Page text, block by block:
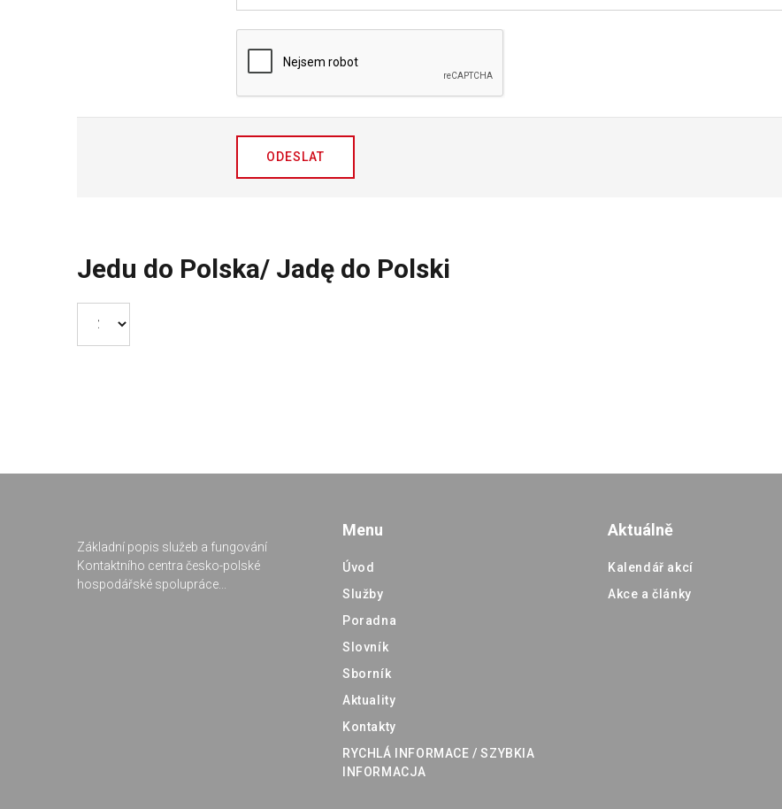
ODESLAT
Jedu do Polska/ Jadę do Polski
Základní popis služeb a fungování
Kontaktního centra česko-polské
hospodářské spolupráce...
Menu
Úvod
Služby
Poradna
Slovník
Sborník
Aktuality
Kontakty
RYCHLÁ INFORMACE / SZYBKIA
INFORMACJA
Aktuálně
Kalendář akcí
Akce a články